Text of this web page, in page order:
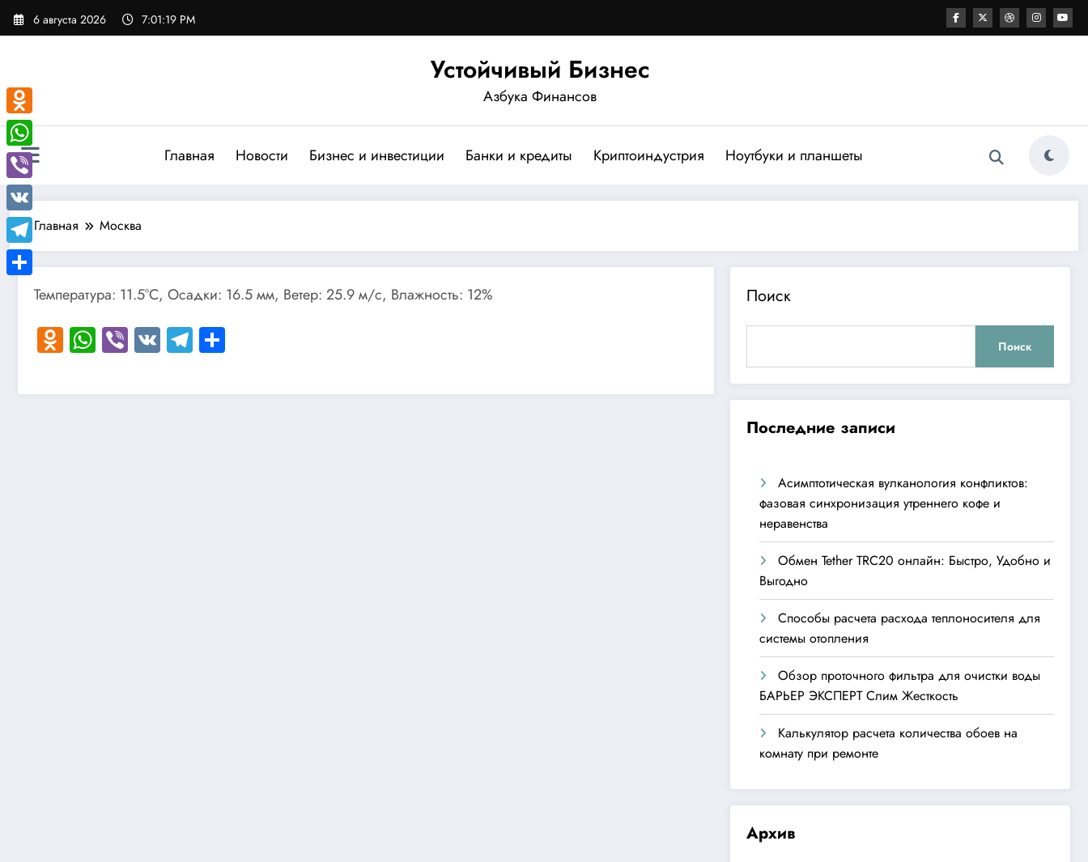
Перейти
6 августа 2026 7:01:20 PM
Устойчивый Бизнес
Азбука Финансов
Главная Новости Бизнес и инвестиции Банки и кредиты Криптоиндустрия Ноутбуки и планшеты
Главная Москва
Температура: 11.5°C, Осадки: 16.5 мм, Ветер: 25.9 м/с, Влажность: 12%
Odnoklassniki
WhatsApp
Viber
VKTelegram
Поиск
Поиск
Последние записи
Асимптотическая вулканология конфликтов:
фазовая синхронизация утреннего кофе и
неравенства
Обмен Tether TRC20 онлайн: Быстро, Удобно и
Выгодно
Способы расчета расхода теплоносителя для
системы отопления
Обзор проточного фильтра для очистки воды
БАРЬЕР ЭКСПЕРТ Слим Жесткость
Калькулятор расчета количества обоев на
комнату при ремонте
Архив
Odnoklassniki
WhatsApp
Viber
VK
Telegram
Отправить